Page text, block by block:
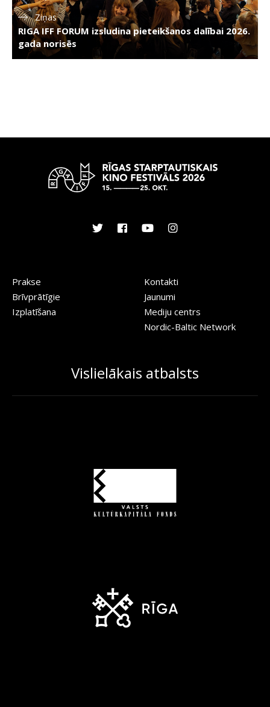
Ziņas
RIGA IFF FORUM izsludina pieteikšanos dalībai 2026.
gada norisēs
Prakse
Brīvprātīgie
Izplatīšana
Kontakti
Jaunumi
Mediju centrs
Nordic-Baltic Network
Vislielākais atbalsts